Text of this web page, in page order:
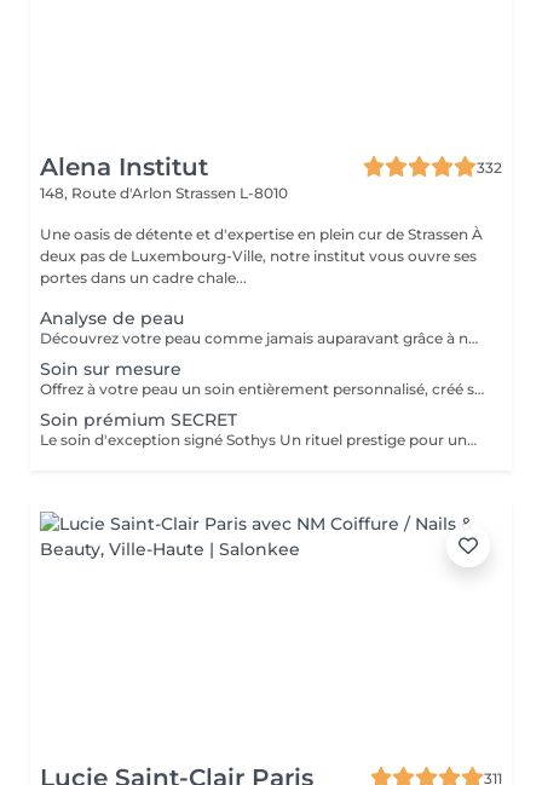
Alena Institut
332
148, Route d'Arlon Strassen L-8010
Une oasis de détente et d'expertise en plein cur de Strassen À
deux pas de Luxembourg-Ville, notre institut vous ouvre ses
portes dans un cadre chale...
Analyse de peau
Découvrez votre peau comme jamais auparavant grâce à notre diagnostic cutané avancé. À l'aide d'un analyseur professionnel et de l'oeil expert de votre esthéticienne, nous évaluons différents paramètres essentiels tels que l'hydratation, le sébum, la profondeur des rides , l'état de votre barrière cutané et beaucoup d'autre mesures afin d'obtenir une vision précise de l'état de votre peau. Cette analyse nous permet de cibler vos besoins réels et de vous orienter vers les soins et les produits les plus adaptés pour optimiser vos résultats. Un véritable point de départ pour construire une routine beauté efficace et personnalisée. Diagnostic offert lorsqu'il est réalisé dans le cadre d'un soin ou à l'achat de produits.
Soin sur mesure
Offrez à votre peau un soin entièrement personnalisé, créé sur mesure par votre experte Sothys selon ses besoins du moment. Grâce à un analyseur professionnel et à l'il expert de votre esthéticienne, nous évaluons différents paramètres essentiels : hydratation, sébum, profondeur des rides, état de la barrière cutanée et bien d'autres mesures. Ce diagnostic précis permet d'identifier les besoins réels de votre peau et d'adapter chaque étape du soin : nettoyage profond, exfoliation ciblée, modelage expert, masque haute performance et sélection d'actifs Sothys selon votre objectif hydratation, éclat, apaisement, anti-âge ou pureté. Un seul soin, des milliers de possibilités, pour rééquilibrer votre peau et révéler un teint plus lumineux, plus lisse et plus uniforme dès la première séance. Un véritable point de départ pour construire une routine beauté efficace, avec des soins et des produits parfaitement adaptés à votre peau.
Soin prémium SECRET
Le soin d'exception signé Sothys Un rituel prestige pour une transformation visible de la peau et une expérience sensorielle incomparable. Ce soin d'exception combine des manoeuvres expertes Sothys, des textures nobles, un double modelage visage sur-mesure et un masque haute performance pour lisser, repulper et illuminer intensément la peau. Grâce à une séquence unique de gestes précis et enveloppants, le Rituel Secret offre un moment de lâcher-prise total et des résultats visibles dès la première séance : peau éclatante, lissée, revitalisée et profondément nourrie. Un soin rare, élégant, pensé pour les clientes exigeantes qui recherchent : - une expérience prémium, - des résultats anti-âge visibles rapidement, - un moment d'exception, hors du temps, réservé aux instituts experts Sothys.
Lucie Saint-Clair Paris
311